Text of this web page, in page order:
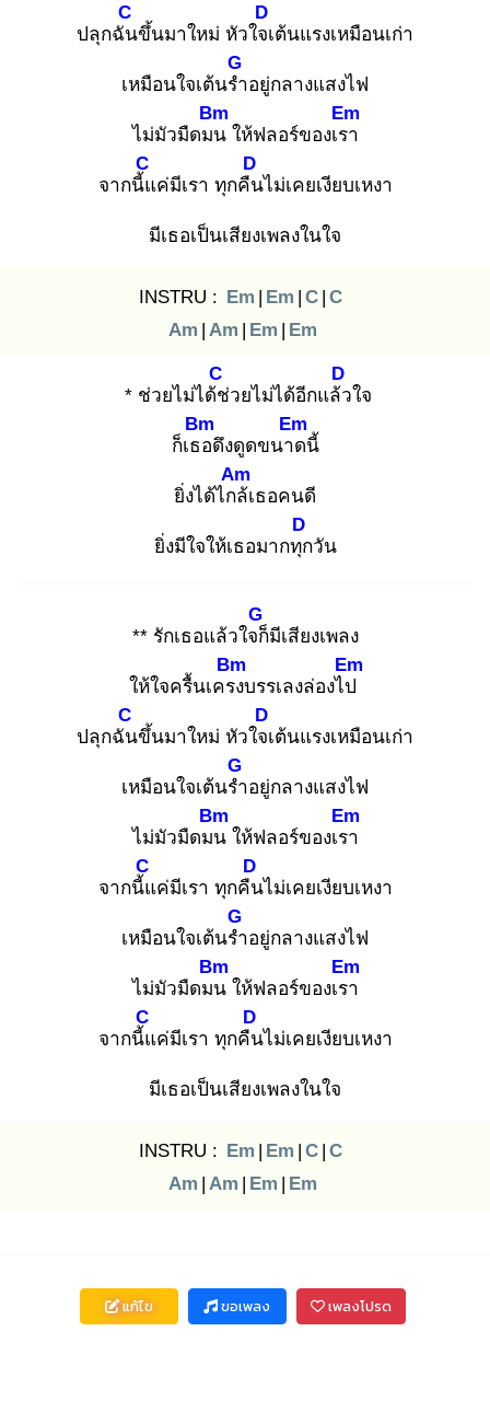
ปลุกฉัน
C
ขึ้นมาใหม่ หัวใจเ
D
ต้นแรงเหมือนเก่า
เหมือนใจเต้นรำ
G
อยู่กลางแสงไฟ
ไม่มัวมืดมน
Bm
ให้ฟลอร์ของเรา
Em
จากนี้แ
C
ค่มีเรา ทุกคืน
D
ไม่เคยเงียบเหงา
มีเธอเป็นเสียงเพลงในใจ
INSTRU : Em | Em | C | C
Am | Am | Em | Em
* ช่วยไม่ได้ช่
C
วยไม่ได้อีกแล้ว
D
ใจ
ก็เธอ
Bm
ดึงดูดขนาด
Em
นี้
ยิ่งได้ไกล้
Am
เธอคนดี
ยิ่งมีใจให้เธอมากทุก
D
วัน
** รักเธอแล้วใจก็
G
มีเสียงเพลง
ให้ใจครื้นเครง
Bm
บรรเลงล่องไป
Em
ปลุกฉัน
C
ขึ้นมาใหม่ หัวใจเ
D
ต้นแรงเหมือนเก่า
เหมือนใจเต้นรำ
G
อยู่กลางแสงไฟ
ไม่มัวมืดมน
Bm
ให้ฟลอร์ของเรา
Em
จากนี้แ
C
ค่มีเรา ทุกคืน
D
ไม่เคยเงียบเหงา
เหมือนใจเต้นรำ
G
อยู่กลางแสงไฟ
ไม่มัวมืดมน
Bm
ให้ฟลอร์ของเรา
Em
จากนี้แ
C
ค่มีเรา ทุกคืน
D
ไม่เคยเงียบเหงา
มีเธอเป็นเสียงเพลงในใจ
INSTRU : Em | Em | C | C
Am | Am | Em | Em
แก้ไข ขอเพลง เพลงโปรด